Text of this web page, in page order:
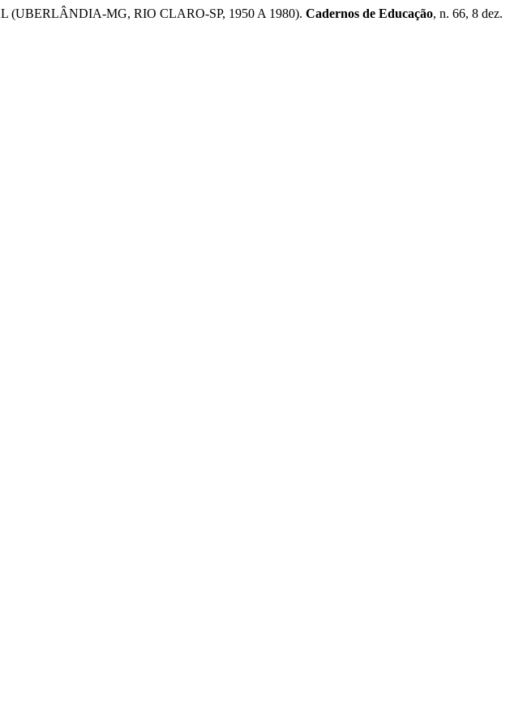
MG, RIO CLARO-SP, 1950 A 1980). Cadernos de Educação, n. 66, 8 dez.